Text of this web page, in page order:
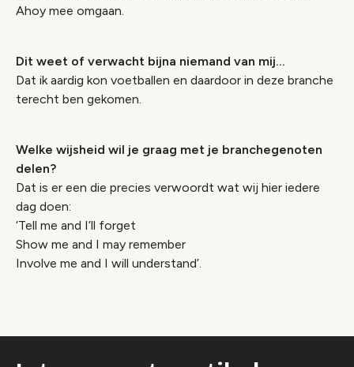
Ahoy mee omgaan.
Dit weet of verwacht bijna niemand van mij…
Dat ik aardig kon voetballen en daardoor in deze branche
terecht ben gekomen.
Welke wijsheid wil je graag met je branchegenoten
delen?
Dat is er een die precies verwoordt wat wij hier iedere
dag doen:
‘Tell me and I’ll forget
Show me and I may remember
Involve me and I will understand’.